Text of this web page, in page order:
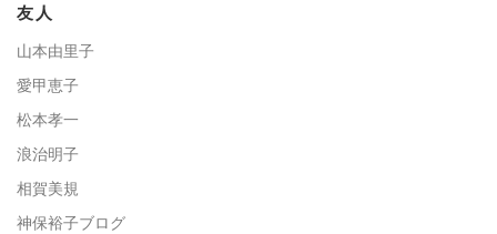
ー
友人
山本由里子
愛甲恵子
松本孝一
浪治明子
相賀美規
神保裕子ブログ